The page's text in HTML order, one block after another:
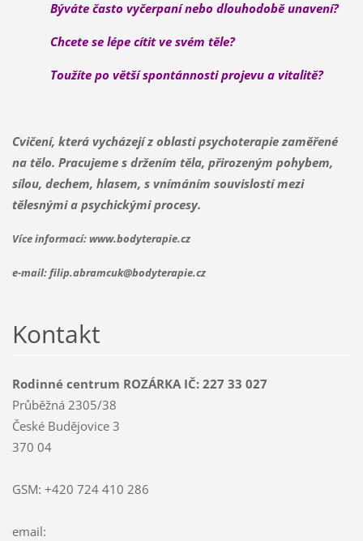
Býváte často vyčerpaní nebo dlouhodobě unavení?
Chcete se lépe cítit ve svém těle?
Toužíte po větší spontánnosti projevu a vitalitě?
Cvičení, která vycházejí z oblasti psychoterapie zaměřené
na tělo. Pracujeme s držením těla, přirozeným pohybem,
sílou, dechem, hlasem, s vnímáním souvislostí mezi
tělesnými a psychickými procesy.
Více informací: www.bodyterapie.cz
e-mail: filip.abramcuk@bodyterapie.cz
Kontakt
Rodinné centrum ROZÁRKA IČ: 227 33 027
Průběžná 2305/38
České Budějovice 3
370 04
GSM: +420 724 410 286
email: